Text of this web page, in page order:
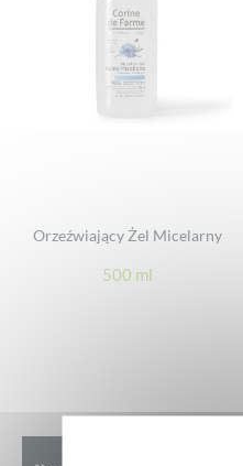
Orzeźwiający Żel Micelarny
500 ml